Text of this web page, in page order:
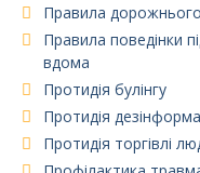
Правила
Правила поведінки
вдома
Протидія булінгу
Протидія
Протидія торгівлі